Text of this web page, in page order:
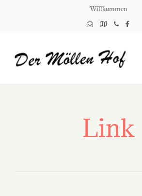
Willkommen
Link